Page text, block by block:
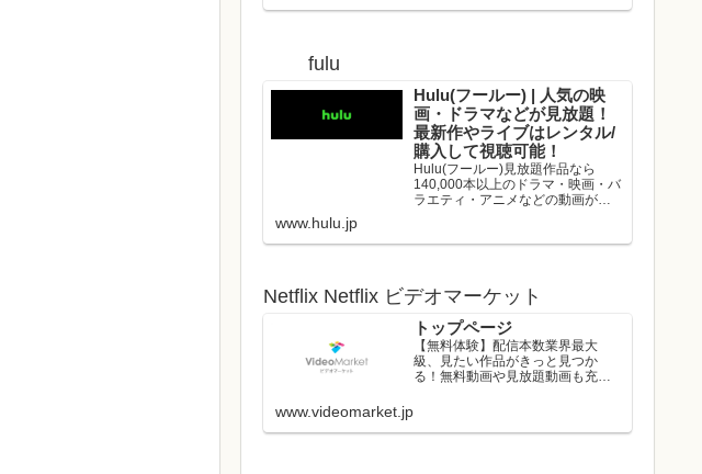
fulu
Hulu(フールー) | 人気の映
画・ドラマなどが見放題！
最新作やライブはレンタル/
購入して視聴可能！
Hulu(フールー)見放題作品なら
140,000本以上のドラマ・映画・バ
ラエティ・アニメなどの動画が、
ストのライブはレンタル/購入して
www.hulu.jp
Netflix Netflix ビデオマーケット
トップページ
【無料体験】配信本数業界最大
級、見たい作品がきっと見つか
る！無料動画や見放題動画も充実
www.videomarket.jp